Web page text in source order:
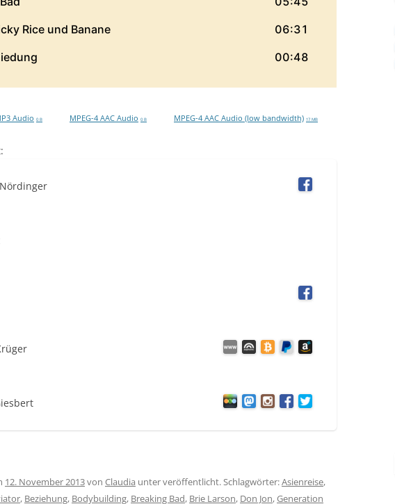
Audio 0 B MPEG-4 AAC Audio 0 B MPEG-4 AAC Audio (low bandwidth) 17 MB
12. November 2013von Claudia unter veröffentlicht. Schlagwörter:Asienreise,
, Beziehung, Bodybuilding, Breaking Bad, Brie Larson, Don Jon,Generation